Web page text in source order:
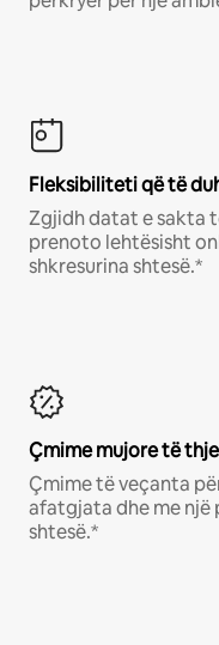
Fleksibiliteti që të
Zgjidh datat e sakta
prenoto lehtësisht
shkresurina shtesë.*
Çmime mujore të
Çmime të veçanta
afatgjata dhe me një
shtesë.*